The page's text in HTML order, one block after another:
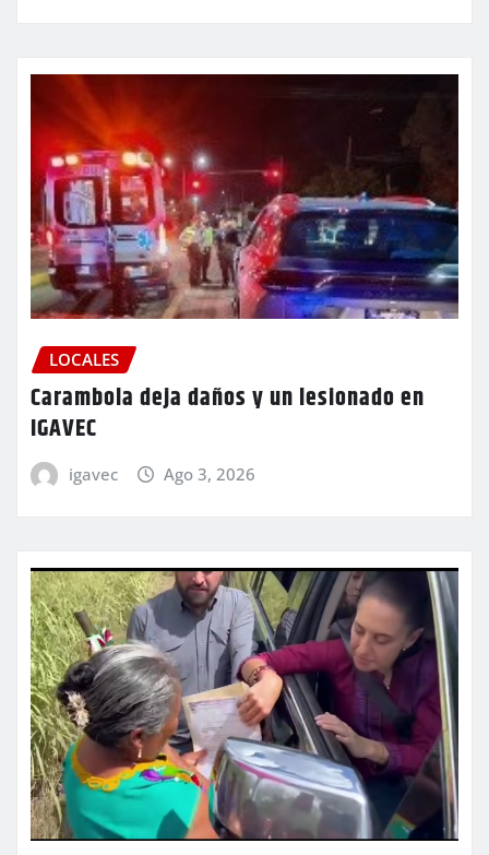
LOCALES
Carambola deja daños y un lesionado en
IGAVEC
igavec Ago 3, 2026